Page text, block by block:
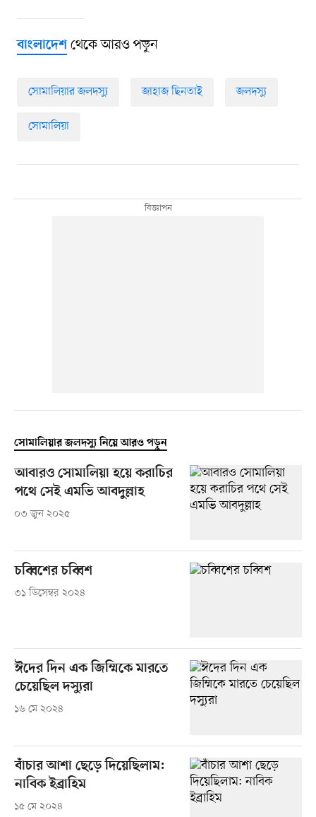
বাংলাদেশথেকে আরও পড়ুন
সোমালিয়ার জলদস্যু জাহাজ ছিনতাই জলদস্যু
সোমালিয়া
সোমালিয়ার জলদস্যু নিয়ে আরও পড়ুন
আবারও সোমালিয়া হয়ে করাচির
পথে সেই এমভি আবদুল্লাহ
০৩ জুন ২০২৫
চব্বিশের চব্বিশ
৩১ ডিসেম্বর ২০২৪
ঈদের দিন এক জিম্মিকে মারতে
চেয়েছিল দস্যুরা
১৬ মে ২০২৪
বাঁচার আশা ছেড়ে দিয়েছিলাম:
নাবিক ইব্রাহিম
১৫ মে ২০২৪